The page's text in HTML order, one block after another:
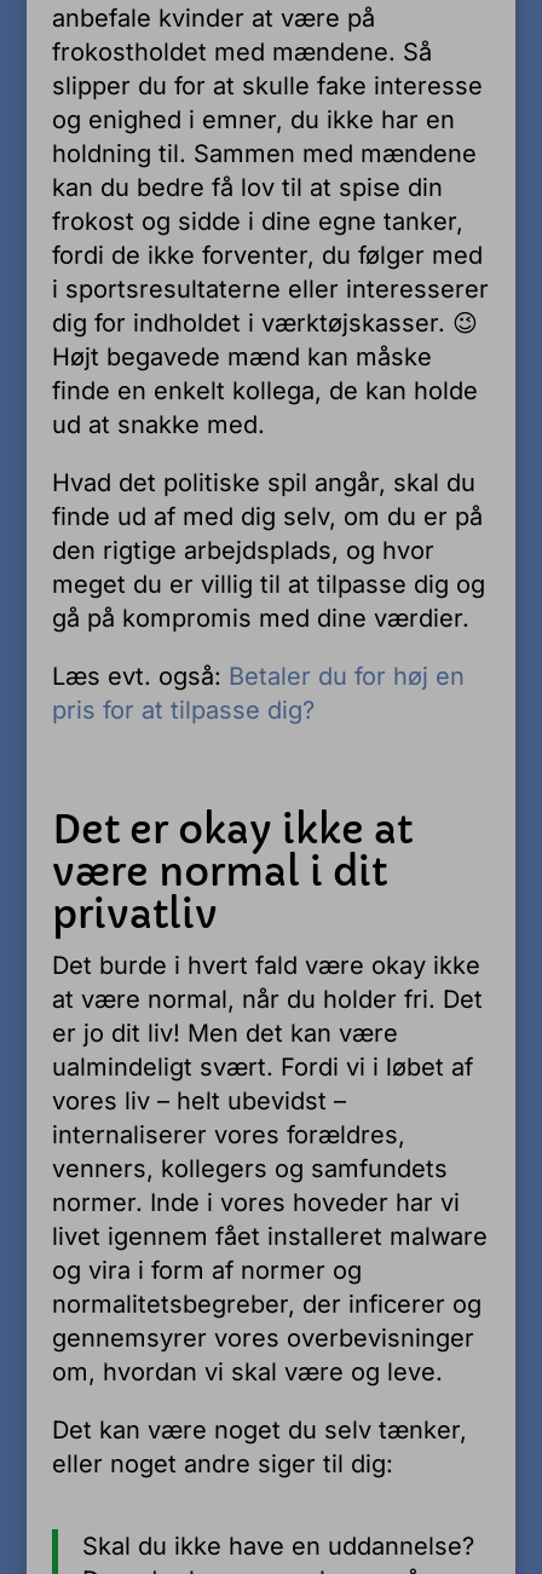
anbefale kvinder at være på
frokostholdet med mændene. Så
slipper du for at skulle fake interesse
og enighed i emner, du ikke har en
holdning til. Sammen med mændene
kan du bedre få lov til at spise din
frokost og sidde i dine egne tanker,
fordi de ikke forventer, du følger med
i sportsresultaterne eller interesserer
dig for indholdet i værktøjskasser. 😉
Højt begavede mænd kan måske
finde en enkelt kollega, de kan holde
ud at snakke med.
Hvad det politiske spil angår, skal du
finde ud af med dig selv, om du er på
den rigtige arbejdsplads, og hvor
meget du er villig til at tilpasse dig og
gå på kompromis med dine værdier.
Læs evt. også: Betaler du for høj en
pris for at tilpasse dig?
Det er okay ikke at
være normal i dit
privatliv
Det burde i hvert fald være okay ikke
at være normal, når du holder fri. Det
er jo dit liv! Men det kan være
ualmindeligt svært. Fordi vi i løbet af
vores liv – helt ubevidst –
internaliserer vores forældres,
venners, kollegers og samfundets
normer. Inde i vores hoveder har vi
livet igennem fået installeret malware
og vira i form af normer og
normalitetsbegreber, der inficerer og
gennemsyrer vores overbevisninger
om, hvordan vi skal være og leve.
Det kan være noget du selv tænker,
eller noget andre siger til dig:
Skal du ikke have en uddannelse?